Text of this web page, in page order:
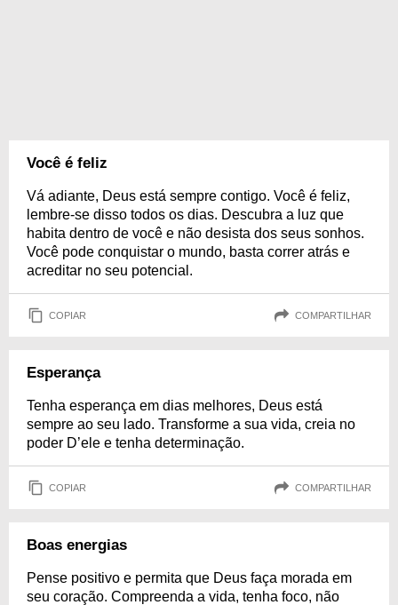
Você é feliz
Vá adiante, Deus está sempre contigo. Você é feliz,
lembre-se disso todos os dias. Descubra a luz que
habita dentro de você e não desista dos seus sonhos.
Você pode conquistar o mundo, basta correr atrás e
acreditar no seu potencial.
COPIAR COMPARTILHAR
Esperança
Tenha esperança em dias melhores, Deus está
sempre ao seu lado. Transforme a sua vida, creia no
poder D’ele e tenha determinação.
COPIAR COMPARTILHAR
Boas energias
Pense positivo e permita que Deus faça morada em
seu coração. Compreenda a vida, tenha foco, não